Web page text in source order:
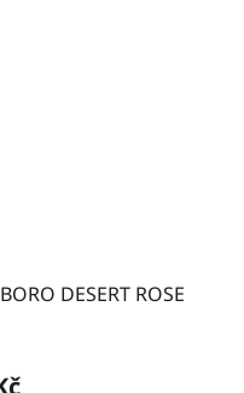
DESERT ROSE